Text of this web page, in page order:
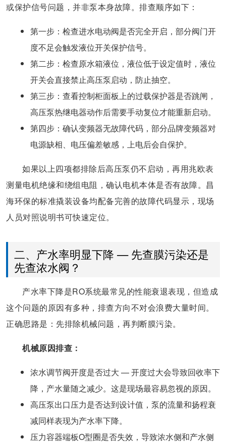
或保护信号问题，并非泵本身故障。排查顺序如下：
第一步：检查进水电动阀是否完全开启，部分阀门开
度不足会触发液位开关保护信号。
第二步：检查原水箱液位，液位低于设定值时，液位
开关会直接禁止高压泵启动，防止抽空。
第三步：查看控制柜面板上的过载保护器是否跳闸，
高压泵热继电器动作后需要手动复位才能重新启动。
第四步：确认变频器无故障代码，部分品牌变频器对
电源缺相、电压偏差敏感，上电后会自保护。
如果以上四项都排除后高压泵仍不启动，再用兆欧表
测量电机绝缘和绕组电阻，确认电机本体是否有故障。昌
海环保的标准撬装设备均配备完善的故障代码显示，现场
人员对照说明书可快速定位。
二、产水率明显下降 — 先查膜污染还是
先查浓水阀？
产水率下降是RO系统最常见的性能衰退表现，但造成
这个问题的原因有多种，排查方向不对会浪费大量时间。
正确思路是：先排除机械问题，再判断膜污染。
机械原因排查：
浓水调节阀开度是否过大 — 开度过大会导致回收率下
降，产水量随之减少。这是现场最容易忽视的原因。
高压泵出口压力是否达到设计值，泵的流量和扬程衰
减同样表现为产水率下降。
压力容器端板O型圈是否失效，导致浓水侧和产水侧